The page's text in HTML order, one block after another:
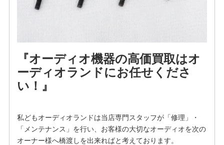
『オーディオ機器の高価買取はオ
ーディオランドにお任せくださ
い！』
私どもオーディオランドは当店専門スタッフが「修理」・
「メンテナンス」を行い、お客様の大切なオーディオを次の
オーナー様へ橋渡しを出来ればと考えております。